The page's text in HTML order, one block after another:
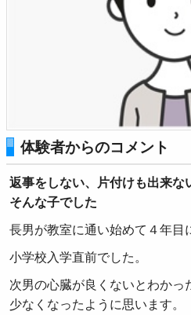
体験者からのコメント
返事をしない、片付けも出来な
そんな子でした
長男が教室に通い始めて４年目
小学校入学直前でした。
次男の心臓が良くないとわか
少なくなったように思います。